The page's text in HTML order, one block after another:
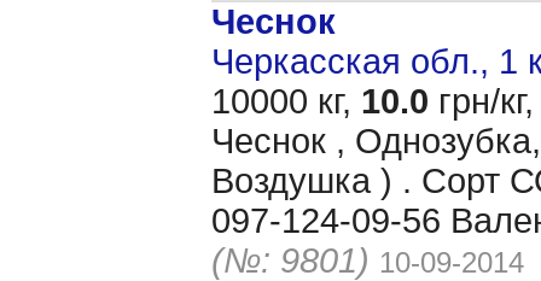
Чеснок
Черкасская обл., 1
10000 кг, 10.0 грн/кг,
Чеснок ,
Воздушка ) . Сорт
097-124-09-56
(№: 9801) 10-09-2014